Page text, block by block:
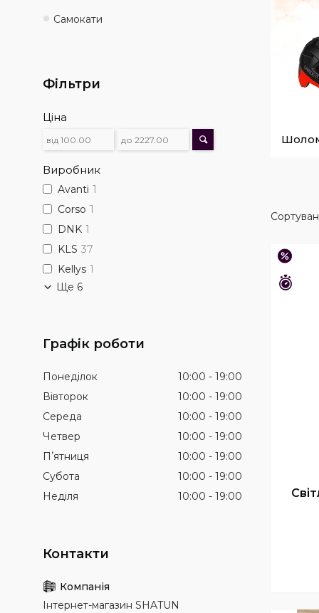
Самокати
Фільтри
Ціна
Виробник
Avanti 1
Corso 1
DNK 1
KLS 37
Kellys 1
Ще 6
Графік роботи
Понеділок 10:00
19:00
Вівторок
10:00
19:00
Середа
10:00
19:00
Четвер
10:00
19:00
Пʼятниця
10:00
19:00
Субота
10:00
19:00
Неділя
10:00 19:00
Інтернет-магазин SHATUN